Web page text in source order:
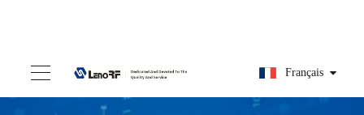
Français